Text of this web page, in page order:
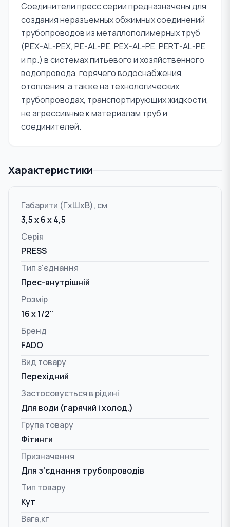
Соединители пресс серии предназначены для
создания неразъемных обжимных соединений
трубопроводов из металлополимерных труб
(PEX-AL-PEX, PE-AL-PE, PEX-AL-PE, PERT-AL-PE
и пр.) в системах питьевого и хозяйственного
водопровода, горячего водоснабжения,
отопления, а также на технологических
трубопроводах, транспортирующих жидкости,
не агрессивные к материалам труб и
соединителей.
Характеристики
Габарити (ГxШxВ), см
3,5 x 6 x 4,5
Серія
PRESS
Тип з'єднання
Прес-внутрішній
Розмір
16 x 1/2"
Бренд
FADO
Вид товару
Перехідний
Застосовується в рідині
Для води (гарячий і холод.)
Група товару
Фітинги
Призначення
Для з'єднання трубопроводів
Тип товару
Кут
Вага,кг